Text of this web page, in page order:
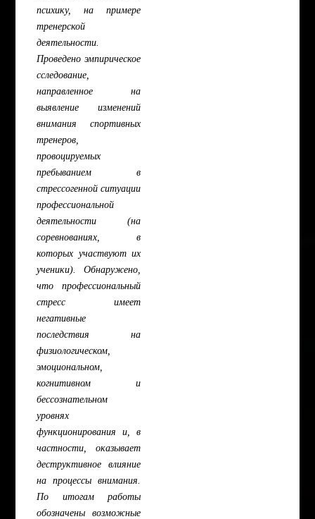
психику, на примере
тренерской
деятельности.
Проведено эмпирическое
сследование,
направленное на
выявление изменений
внимания спортивных
тренеров,
провоцируемых
пребыванием в
стрессогенной ситуации
профессиональной
деятельности (на
соревнованиях, в
которых участвуют их
ученики). Обнаружено,
что профессиональный
стресс имеет
негативные
последствия на
физиологическом,
эмоциональном,
когнитивном и
бессознательном
уровнях
функционирования и, в
частности, оказывает
деструктивное влияние
на процессы внимания.
По итогам работы
обозначены возможные